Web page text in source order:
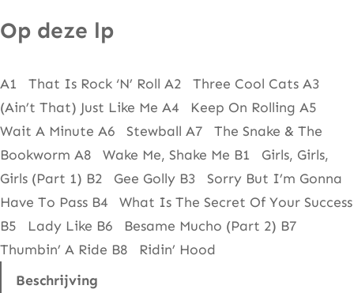
e
s
–
T
h
u
m
b
Op deze lp
A1 That Is Rock ‘N’ Roll A2 Three Cool Cats A3
(Ain’t That) Just Like Me A4 Keep On Rolling A5
Wait A Minute A6 Stewball A7 The Snake & The
Bookworm A8 Wake Me, Shake Me B1 Girls, Girls,
Girls (Part 1) B2 Gee Golly B3 Sorry But I’m Gonna
Have To Pass B4 What Is The Secret Of Your Success
B5 Lady Like B6 Besame Mucho (Part 2) B7
Thumbin’ A Ride B8 Ridin’ Hood
Beschrijving